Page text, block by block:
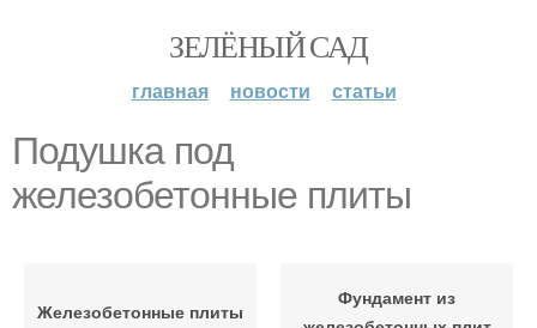
ЗЕЛЁНЫЙ САД
главная новости статьи
Подушка под
железобетонные плиты
Железобетонные плиты
Фундамент из